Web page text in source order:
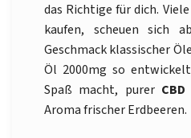
das Richtige für dich.
kaufen, scheuen sich
Geschmack klassischer
Öl 2000mg so
Spaß macht, purer
Aroma frischer Erdbeeren.